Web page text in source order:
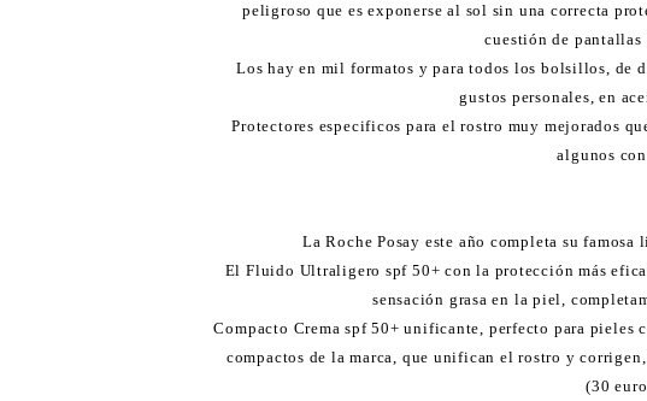
peligroso que es exponerse al sol sin una correcta
cuestión de
Los hay en mil formatos y para todos los bolsillos, de
gustos personales, en
Protectores especificos para el rostro muy mejorados
algunos
La Roche Posay este año completa su
El Fluido Ultraligero spf 50+ con la protección más
sensación grasa en la piel,
Compacto Crema spf 50+ unificante, perfecto para
compactos de la marca, que unifican el rostro y
(30